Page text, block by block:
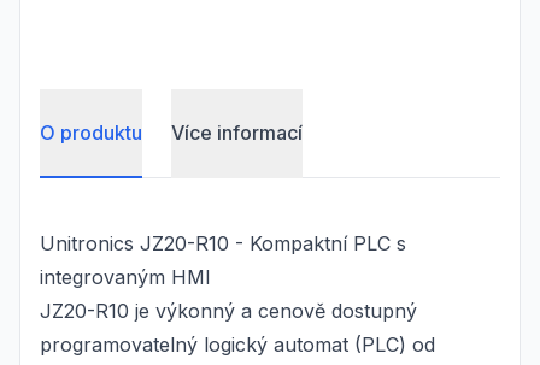
O produktu Více informací
Unitronics JZ20-R10 - Kompaktní PLC s
integrovaným HMI
JZ20-R10 je výkonný a cenově dostupný
programovatelný logický automat (PLC) od